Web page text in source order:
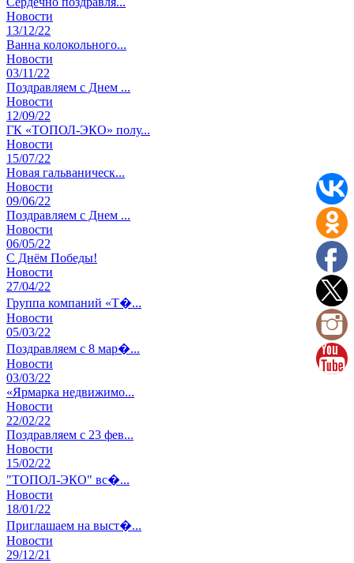
Новости
13/12/22
Ванна колокольного...
Новости
03/11/22
Поздравляем с Днем ...
Новости
12/09/22
ГК «ТОПОЛ-ЭКО» полу...
Новости
15/07/22
Новая гальваническ...
Новости
09/06/22
Поздравляем с Днем ...
Новости
06/05/22
C Днём Победы!
Новости
27/04/22
Группа компаний «Т�...
Новости
05/03/22
Поздравляем с 8 мар�...
Новости
03/03/22
«Ярмарка недвижимо...
Новости
22/02/22
Поздравляем с 23 фев...
Новости
15/02/22
"ТОПОЛ-ЭКО" вс�...
Новости
18/01/22
Приглашаем на выст�...
Новости
29/12/21